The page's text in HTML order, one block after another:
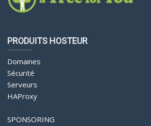
PRODUITS HOSTEUR
Domaines
Sécurité
Serveurs
HAProxy
SPONSORING